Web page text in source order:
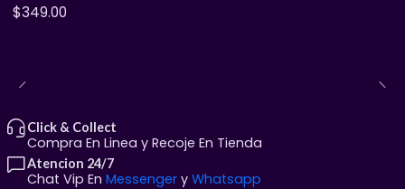
¿Cómo los adquieres?
Chih.​
Envíos: ¡Llegamos a toda la República Mexicana!
$349.00
Click & Collect
Compra En Linea y Recoje En Tienda
Atencion 24/7
Chat Vip En Messenger y Whatsapp